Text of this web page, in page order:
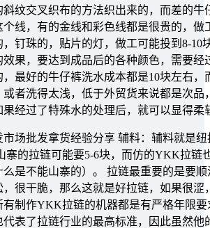
纹交叉织布的方法织出来的，而差的
线，有的金线和彩色线都是很贵的，
钉珠的，贴片的灯，做工可能投到8-
果，要达到成品后的各种颜色，需要
最好的牛仔裤洗水成本都是10块左右
者洗得太浅，低于外贸货来说都是次
经过了特殊水的处理后，就可以显得
场批发拿货经验分享 辅料：辅料就是
寨的拉链可能要5-6块，而仿的YKK拉
是不能山寨的）。 拉链最重要的是要
很干脆，那么这就是好拉链，如果很
有制作YKK拉链的机器都是有严格年限
表了拉链行业的最高标准，因此虽然